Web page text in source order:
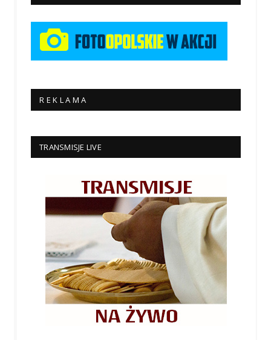
R E K L A M A
TRANSMISJE LIVE